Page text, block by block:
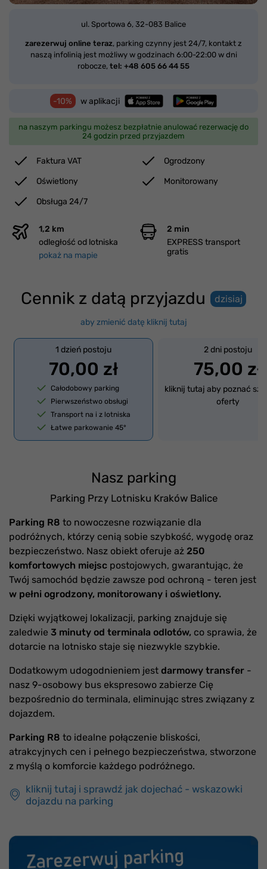
ul. Sportowa 6, 32-083 Balice
zarezerwuj online teraz, parking czynny jest 24/7, kontakt z
naszą infolinią jest możliwy w godzinach 6:00-22:00 w dni
robocze, tel: +48 605 66 44 55
-10% w aplikacji
na naszym parkingu możesz bezpłatnie anulować rezerwację do
24 godzin przed przyjazdem
Faktura VAT
Ogrodzony
Oświetlony
Monitorowany
Obsługa 24/7
1,2 km
odległość od lotniska
pokaż na mapie
2 min
EXPRESS transport
gratis
Cennik z datą przyjazdu dzisiaj
aby zmienić datę kliknij tutaj
1 dzień postoju
70,00 zł
Całodobowy parking
Pierwszeństwo obsługi
Transport na i z lotniska
Łatwe parkowanie 45°
2 dni postoju
75,00 zł
kliknij tutaj aby poznać
oferty
Nasz parking
Parking Przy Lotnisku Kraków Balice
Parking R8 to nowoczesne rozwiązanie dla
podróżnych, którzy cenią sobie szybkość, wygodę oraz
bezpieczeństwo. Nasz obiekt oferuje aż 250
komfortowych miejsc postojowych, gwarantując, że
Twój samochód będzie zawsze pod ochroną - teren jest
w pełni ogrodzony, monitorowany i oświetlony.
Dzięki wyjątkowej lokalizacji, parking znajduje się
zaledwie 3 minuty od terminala odlotów, co sprawia, że
dotarcie na lotnisko staje się niezwykle szybkie.
Dodatkowym udogodnieniem jest darmowy transfer -
nasz 9-osobowy bus ekspresowo zabierze Cię
bezpośrednio do terminala, eliminując stres związany z
dojazdem.
Parking R8 to idealne połączenie bliskości,
atrakcyjnych cen i pełnego bezpieczeństwa, stworzone
z myślą o komforcie każdego podróżnego.
kliknij tutaj i sprawdź jak dojechać - wskazowki
dojazdu na parking